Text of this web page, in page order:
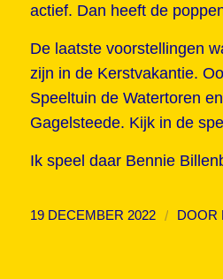
actief. Dan heeft de
De laatste voorstellingen
zijn in de Kerstvakantie.
Speeltuin de Watertoren
Gagelsteede. Kijk in de
Ik speel daar Bennie
19 DECEMBER 2022 / DOOR